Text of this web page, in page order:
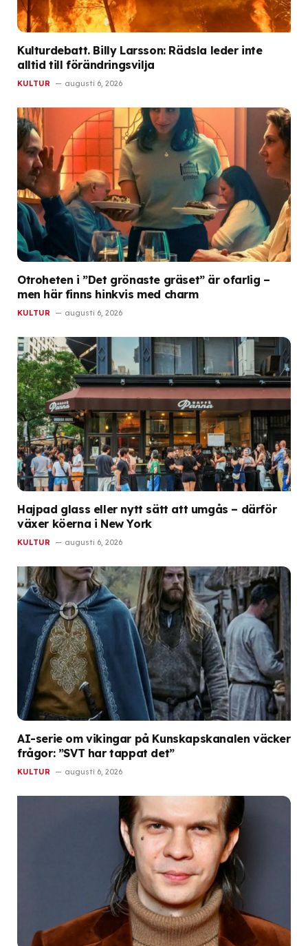
Kulturdebatt. Billy Larsson: Rädsla leder inte
alltid till förändringsvilja
KULTUR augusti 6, 2026
Otroheten i ”Det grönaste gräset” är ofarlig –
men här finns hinkvis med charm
KULTUR augusti 6, 2026
Hajpad glass eller nytt sätt att umgås – därför
växer köerna i New York
KULTUR augusti 6, 2026
AI-serie om vikingar på Kunskapskanalen väcker
frågor: ”SVT har tappat det”
KULTUR augusti 6, 2026